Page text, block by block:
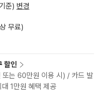
준) 변경
무료)
할인
는 60만원 이용 시) / 카드 발
1만원 혜택 제공